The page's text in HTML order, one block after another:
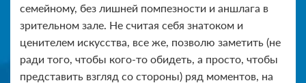
семейному, без лишней помпезности и аншлага в
зрительном зале. Не считая себя знатоком и
ценителем искусства, все же, позволю заметить (не
ради того, чтобы кого-то обидеть, а просто, чтобы
представить взгляд со стороны) ряд моментов, на